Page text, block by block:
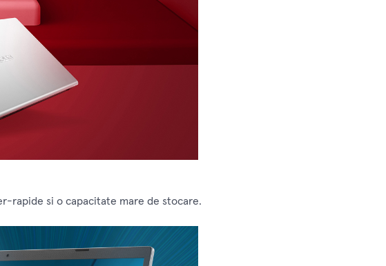
rapide si o capacitate mare de stocare.